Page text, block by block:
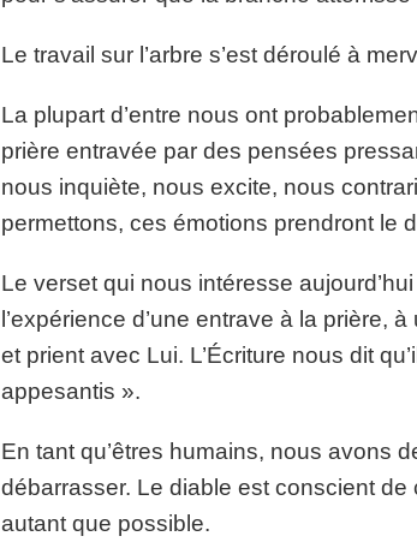
Le travail sur l’arbre s’est déroulé à
La plupart d’entre nous ont
prière entravée par des pensées
nous inquiète, nous excite, nous
permettons, ces émotions prendront le
Le verset qui nous intéresse
l’expérience d’une entrave à la prière,
et prient avec Lui. L’Écriture nous dit
appesantis ».
En tant qu’êtres humains, nous avons
débarrasser. Le diable est conscient
autant que possible.